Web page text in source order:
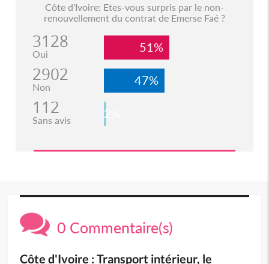
Côte d'Ivoire: Etes-vous surpris par le non-
renouvellement du contrat de Emerse Faé ?
3128
Oui 51%
2902
Non 47%
112
Sans avis 2%
0 Commentaire(s)
Côte d'Ivoire : Transport intérieur, le